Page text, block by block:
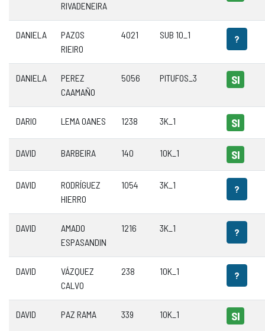
RIVADENEIRA
DANIELA
PAZOS
RIEIRO
4021 SUB 10_1 ?
DANIELA
PEREZ
CAAMAÑO
5056 PITUFOS_3 SI
DARIO LEMA OANES 1238 3K_1 SI
DAVID BARBEIRA 140 10K_1 SI
DAVID
RODRÍGUEZ
HIERRO
1054 3K_1 ?
DAVID
AMADO
ESPASANDIN
1216 3K_1 ?
DAVID
VÁZQUEZ
CALVO
238 10K_1 ?
DAVID PAZ RAMA 339 10K_1 SI